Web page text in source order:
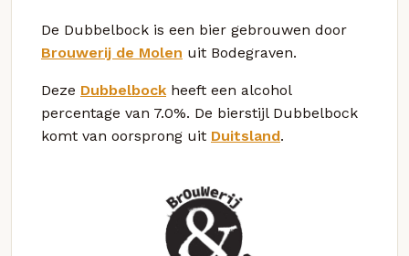
De Dubbelbock is een bier gebrouwen door
Brouwerij de Molen uit Bodegraven.
Deze Dubbelbock heeft een alcohol
percentage van 7.0%. De bierstijl Dubbelbock
komt van oorsprong uit Duitsland.